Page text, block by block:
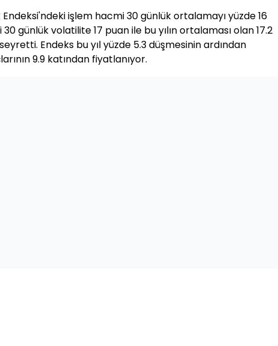
Endeksi'ndeki işlem hacmi 30 günlük ortalamayı yüzde 16
30 günlük volatilite 17 puan ile bu yılın ortalaması olan 17.2
Endeks bu yıl yüzde 5.3 düşmesinin ardından
9.9 katından fiyatlanıyor.